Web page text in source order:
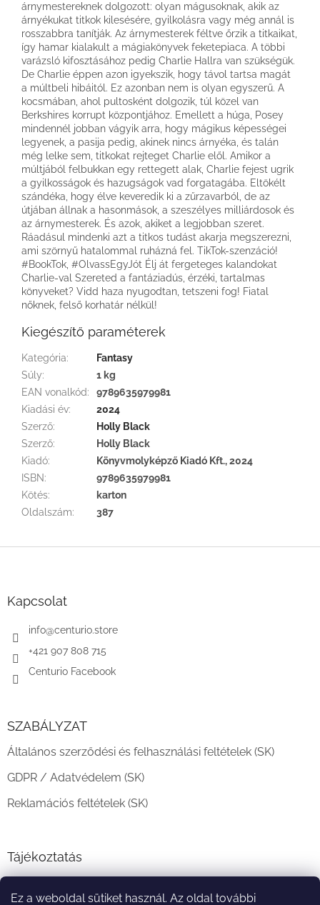
Ez a weboldal sütiket használ. Az oldal további
árnymestereknek dolgozott: olyan mágusoknak, akik az
árnyékukat titkok kilesésére, gyilkolásra vagy még annál is
rosszabbra tanítják. Az árnymesterek féltve őrzik a titkaikat,
így hamar kialakult a mágiakönyvek feketepiaca. A többi
varázsló kifosztásához pedig Charlie Hallra van szükségük.
De Charlie éppen azon igyekszik, hogy távol tartsa magát
a múltbeli hibáitól. Ez azonban nem is olyan egyszerű. A
kocsmában, ahol pultosként dolgozik, túl közel van
Berkshires korrupt központjához. Emellett a húga, Posey
mindennél jobban vágyik arra, hogy mágikus képességei
legyenek, a pasija pedig, akinek nincs árnyéka, és talán
még lelke sem, titkokat rejteget Charlie elől. Amikor a
múltjából felbukkan egy rettegett alak, Charlie fejest ugrik
a gyilkosságok és hazugságok vad forgatagába. Eltökélt
szándéka, hogy élve keveredik ki a zűrzavarból, de az
útjában állnak a hasonmások, a szeszélyes milliárdosok és
az árnymesterek. És azok, akiket a legjobban szeret.
Ráadásul mindenki azt a titkos tudást akarja megszerezni,
ami szörnyű hatalommal ruházná fel. TikTok-szenzáció!
#BookTok, #OlvassEgyJót Élj át fergeteges kalandokat
Charlie-val Szereted a fantáziadús, érzéki, tartalmas
könyveket? Vidd haza nyugodtan, tetszeni fog! Fiatal
nőknek, felső korhatár nélkül!
Kiegészítő paraméterek
Kategória:
Fantasy
Súly:
1 kg
EAN vonalkód:
9789635979981
Kiadási év:
2024
Szerző:
Holly Black
Szerző:
Holly Black
Kiadó:
Könyvmolyképző Kiadó Kft., 2024
ISBN:
9789635979981
Kötés:
karton
Oldalszám: 387
Kapcsolat
info@centurio.store
+421 907 808 715
Centurio Facebook
SZABÁLYZAT
Általános szerződési és felhasználási feltételek (SK)
GDPR / Adatvédelem (SK)
Reklamációs feltételek (SK)
Tájékoztatás